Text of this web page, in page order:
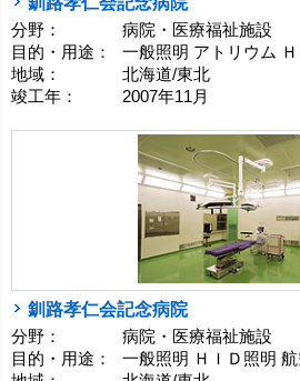
分野：
病院・医療福祉施設
目的・用途：
一般照明 アトリウム
地域：
北海道/東北
竣工年：
2007年11月
釧路孝仁会記念病院
分野：
病院・医療福祉施設
目的・用途：
一般照明 ＨＩＤ照明